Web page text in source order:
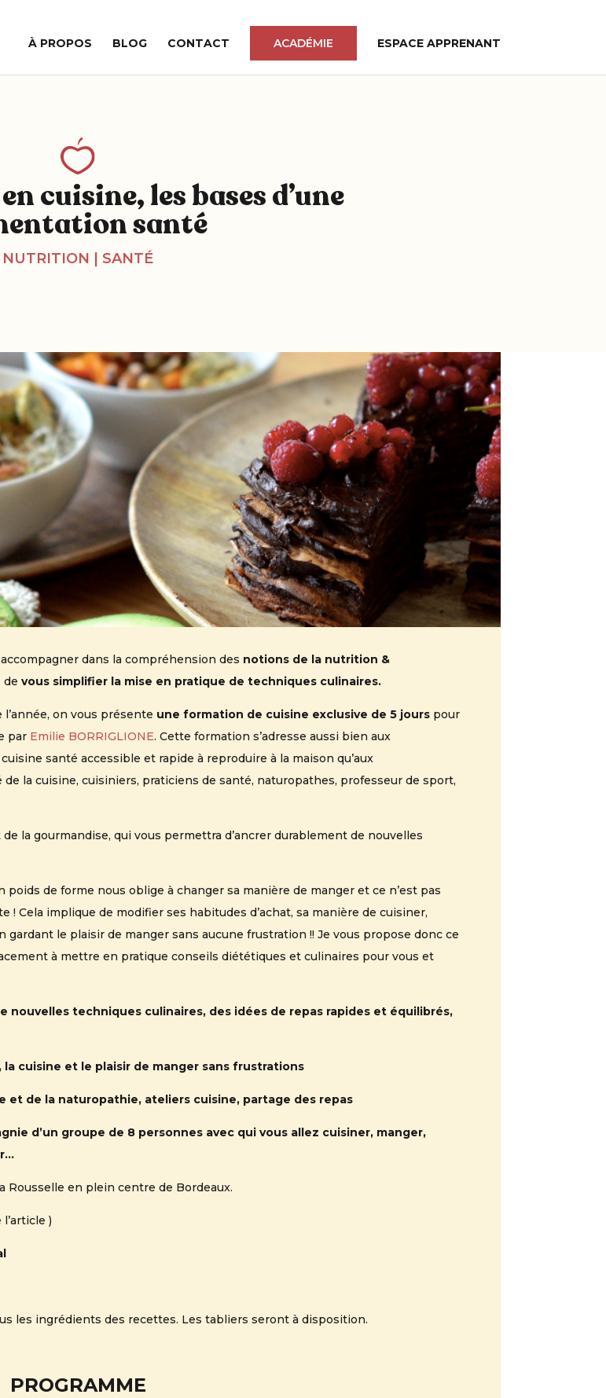
À PROPOS BLOG CONTACT ACADÉMIE ESPACE APPRENANT
cuisine, les bases d’une
santé
NUTRITION | SANTÉ
dans la compréhension des notions de la nutrition &
devous simplifier la mise en pratique de techniques culinaires.
on vous présente une formation de cuisine exclusive de 5 jours pour
par Emilie BORRIGLIONE. Cette formation s’adresse aussi bien aux
santé accessible et rapide à reproduire à la maison qu’aux
la cuisine, cuisiniers, praticiens de santé, naturopathes, professeur de sport,
la gourmandise, qui vous permettra d’ancrer durablement de nouvelles
de forme nous oblige à changer sa manière de manger et ce n’est pas
Cela implique de modifier ses habitudes d’achat, sa manière de cuisiner,
le plaisir de manger sans aucune frustration !! Je vous propose donc ce
à mettre en pratique conseils diététiques et culinaires pour vous et
nouvelles techniques culinaires, des idées de repas rapides et équilibrés,
cuisine et le plaisir de manger sans frustrations
de la naturopathie, ateliers cuisine, partage des repas
d’un groupe de 8 personnes avec qui vous allez cuisiner, manger,
Rousselle en plein centre de Bordeaux.
)
les ingrédients des recettes. Les tabliers seront à disposition.
PROGRAMME